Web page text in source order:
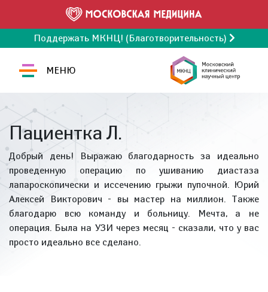
Поддержать МКНЦ! (Благотворительность)
МЕНЮ
Пациентка Л.
Добрый день! Выражаю благодарность за идеально
проведенную операцию по ушиванию диастаза
лапароскопически и иссечению грыжи пупочной. Юрий
Алексей Викторович - вы мастер на миллион. Также
благодарю всю команду и больницу. Мечта, а не
операция. Была на УЗИ через месяц - сказали, что у вас
просто идеально все сделано.